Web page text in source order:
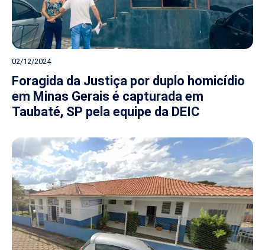
02/12/2024
Foragida da Justiça por duplo homicídio
em Minas Gerais é capturada em
Taubaté, SP pela equipe da DEIC